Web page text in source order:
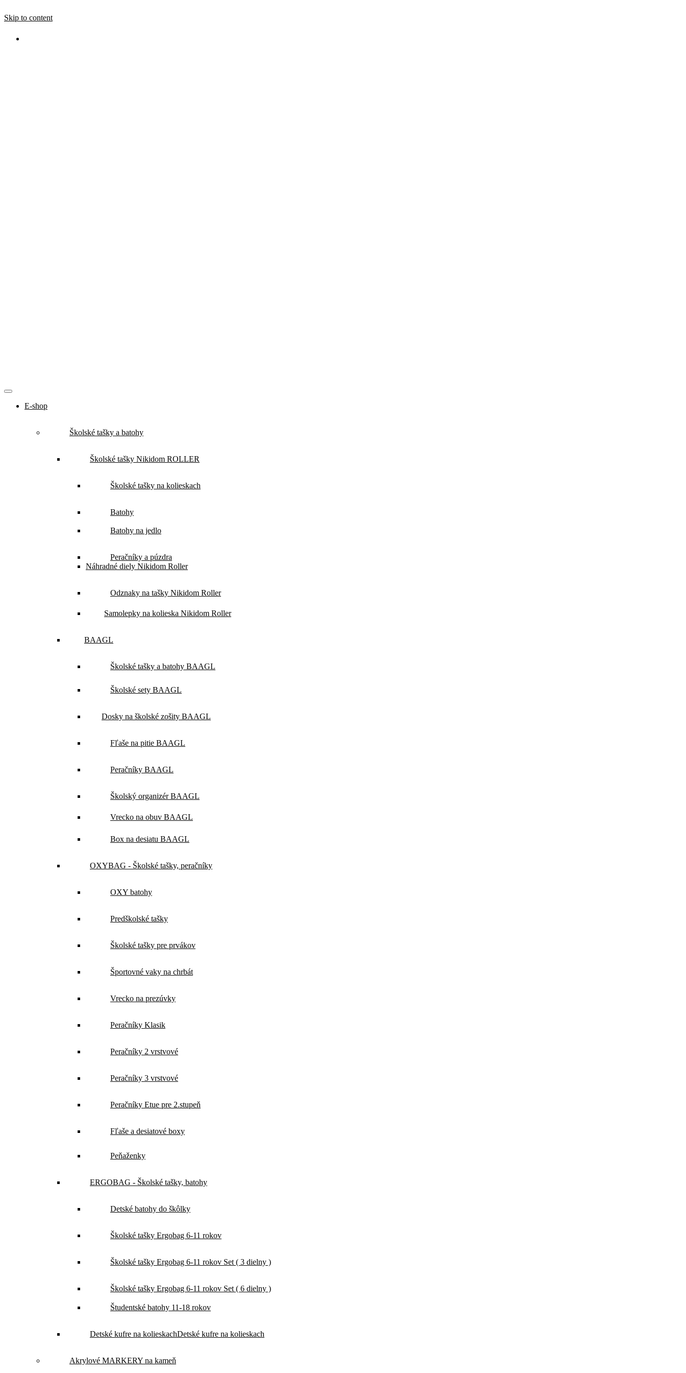
Skip to content
E-shop
Školské tašky a batohy
Školské tašky Nikidom ROLLER
Školské tašky na kolieskach
Batohy
Batohy na jedlo
Peračníky a púzdra
Náhradné diely Nikidom Roller
Odznaky na tašky Nikidom Roller
Samolepky na kolieska Nikidom Roller
BAAGL
Školské tašky a batohy BAAGL
Školské sety BAAGL
Dosky na školské zošity BAAGL
Fľaše na pitie BAAGL
Peračníky BAAGL
Školský organizér BAAGL
Vrecko na obuv BAAGL
Box na desiatu BAAGL
OXYBAG - Školské tašky, peračníky
OXY batohy
Predškolské tašky
Školské tašky pre prvákov
Športovné vaky na chrbát
Vrecko na prezúvky
Peračníky Klasik
Peračníky 2 vrstvové
Peračníky 3 vrstvové
Peračníky Etue pre 2.stupeň
Fľaše a desiatové boxy
Peňaženky
ERGOBAG - Školské tašky, batohy
Detské batohy do škôlky
Školské tašky Ergobag 6-11 rokov
Školské tašky Ergobag 6-11 rokov Set ( 3 dielny )
Školské tašky Ergobag 6-11 rokov Set ( 6 dielny )
Študentské batohy 11-18 rokov
Detské kufre na kolieskachDetské kufre na kolieskach
Akrylové MARKERY na kameň